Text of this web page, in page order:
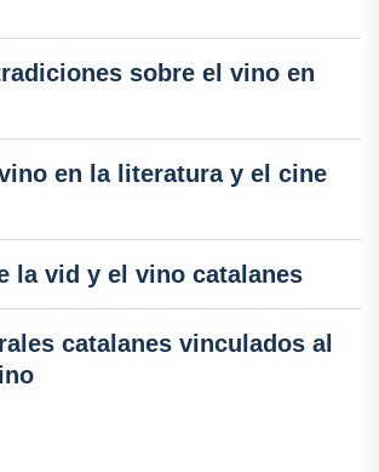
sobre el vino en
en la literatura y el cine
la vid y el vino catalanes
catalanes vinculados al